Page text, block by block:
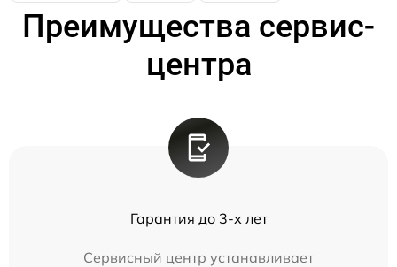
Преимущества сервис-
центра
Гарантия до 3-х лет
Сервисный центр устанавливает